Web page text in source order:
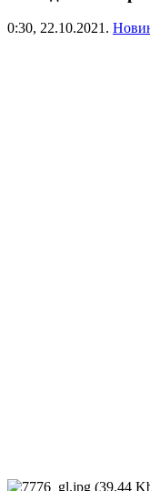
0:30, 22.10.2021.